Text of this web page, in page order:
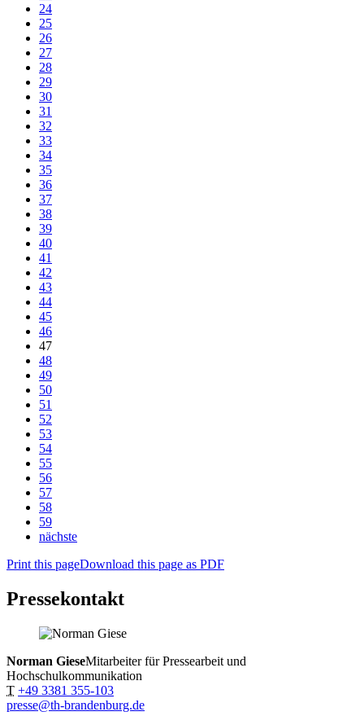
24
25
26
27
28
29
30
31
32
33
34
35
36
37
38
39
40
41
42
43
44
45
46
47
48
49
50
51
52
53
54
55
56
57
58
59
nächste
Print this pageDownload this page as PDF
Pressekontakt
Norman GieseMitarbeiter für Pressearbeit und
Hochschulkommunikation
T +49 3381 355-103
presse@th-brandenburg.de